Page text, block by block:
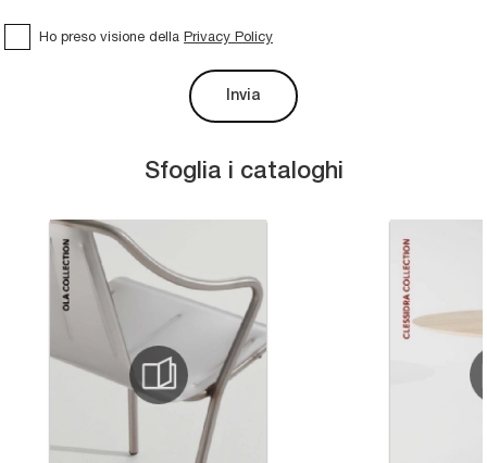
Sfoglia i cataloghi
Ho preso visione della Privacy Policy
Invia